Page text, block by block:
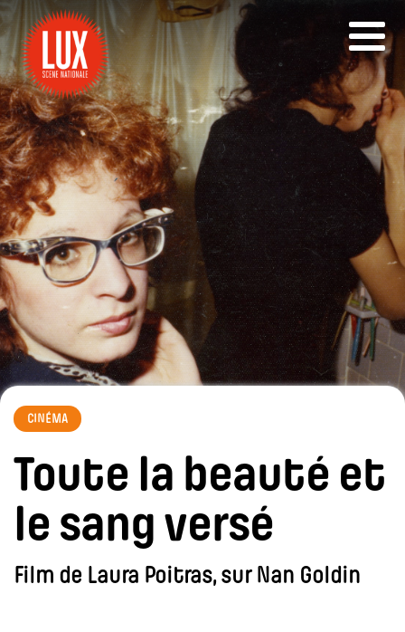
CINÉMA
Toute la beauté et
le sang versé
Film de Laura Poitras, sur Nan Goldin